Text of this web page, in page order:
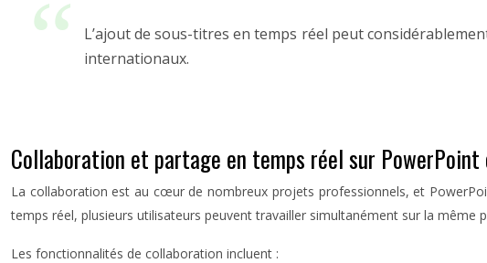
L’ajout de sous-titres en temps réel peut
internationaux.
Collaboration et partage en temps réel sur PowerPoint
La collaboration est au cœur de nombreux projets professionnels, et
temps réel, plusieurs utilisateurs peuvent travailler simultanément sur la
Les fonctionnalités de collaboration incluent :